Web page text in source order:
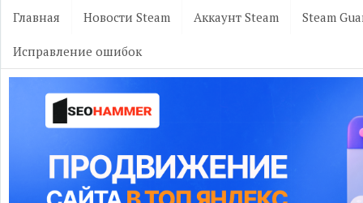
Главная Новости Steam Аккаунт Steam Steam
Исправление ошибок